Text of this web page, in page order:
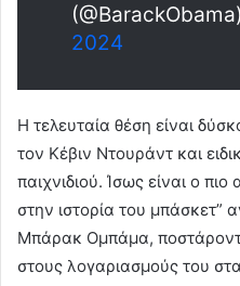
(@BarackObama)
2024
Η τελευταία θέση είναι
τον Κέβιν Ντουράντ και
παιχνιδιού. Ίσως είναι ο
στην ιστορία του μπάσκετ”
Μπάρακ Ομπάμα,
στους λογαριασμούς του στα